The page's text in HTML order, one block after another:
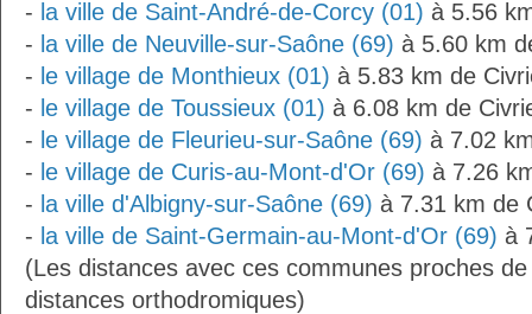
- la ville de Saint-André-de-Corcy (01) à 5.56
- la ville de Neuville-sur-Saône (69) à 5.60 km
- le village de Monthieux (01) à 5.83 km de
- le village de Toussieux (01) à 6.08 km de
- le village de Fleurieu-sur-Saône (69) à 7.02
- le village de Curis-au-Mont-d'Or (69) à 7.26
- la ville d'Albigny-sur-Saône (69) à 7.31 km de
- la ville de Saint-Germain-au-Mont-d'Or (69) à
(Les distances avec ces communes proches
distances orthodromiques)